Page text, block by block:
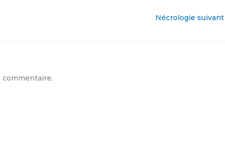
Nécrologie suivant